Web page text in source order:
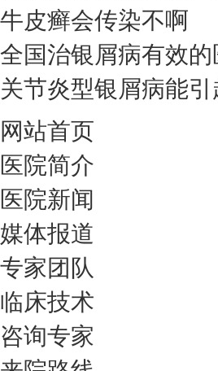
牛皮癣会传染不啊
全国治银屑病有效的
关节炎型银屑病能
网站首页
医院简介
医院新闻
媒体报道
专家团队
临床技术
咨询专家